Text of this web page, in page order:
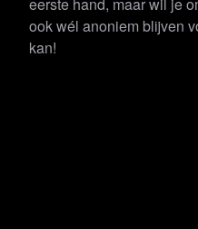
ook wél anoniem blijven
kan!